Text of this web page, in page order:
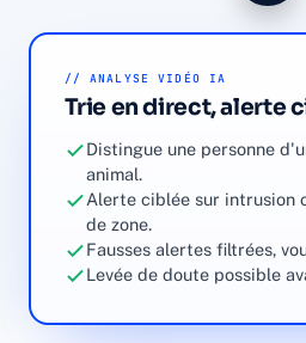
// ANALYSE VIDÉO IA
Trie en direct, alerte
Distingue une personne
animal.
Alerte ciblée sur intrusion
de zone.
Fausses alertes filtrées,
Levée de doute possible